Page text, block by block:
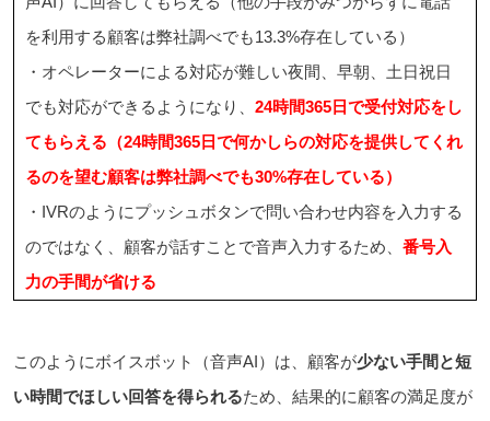
を利用する顧客は弊社調べでも13.3%存在している）
・オペレーターによる対応が難しい夜間、早朝、土日祝日
でも対応ができるようになり、 24時間365日で受付対応をし
てもらえる（24時間365日で何かしらの対応を提供してくれ
るのを望む顧客は弊社調べでも30%存在している）
・IVRのようにプッシュボタンで問い合わせ内容を入力する
のではなく、顧客が話すことで音声入力するため、 番号入
力の手間が省ける
このようにボイスボット（音声AI）は、顧客が少ない手間と短
い時間でほしい回答を得られるため、結果的に顧客の満足度が